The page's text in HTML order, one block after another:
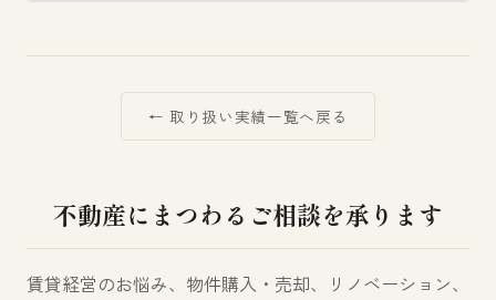
← 取り扱い実績一覧へ戻る
不動産にまつわるご相談を承ります
賃貸経営のお悩み、物件購入・売却、リノベーション、